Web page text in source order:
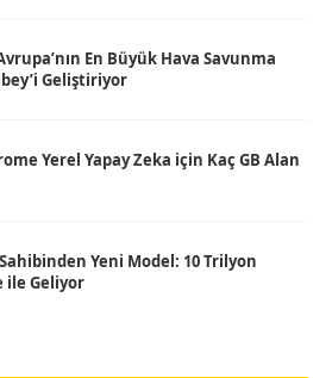
En Büyük Hava Savunma
Geliştiriyor
Yerel Yapay Zeka için Kaç GB Alan
Yeni Model: 10 Trilyon
ile Geliyor